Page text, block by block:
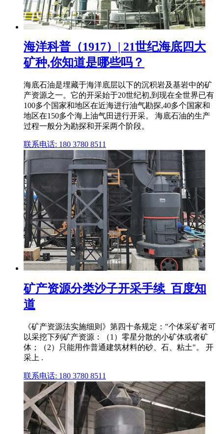
海洋科普（1917）| 21世纪海底四大
矿种,你知道是哪些吗？
海底石油是埋藏于海洋底层以下的沉积岩及基岩中的矿
产资源之一。它的开采始于20世纪初,到现在全世界已有
100多个国家和地区在近海进行油气勘探,40多个国家和
地区在150多个海上油气田进行开采。 海底石油的生产
过程一般分为勘探和开采两个阶段。
联系电话: 180 3780 8511
矿产资源分类沙子开采手续_百度知
道
《矿产资源法实施细则》第四十条规定："个体采矿者可
以采挖下列矿产资源：（1）零星分散的小矿体或者矿
体；（2）只能用作普通建筑材料的砂、石、粘土"。 开
采上 .
联系电话: 180 3780 8511